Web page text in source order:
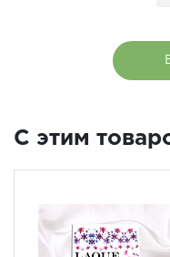
C этим